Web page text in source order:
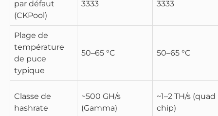
par défaut
(CKPool)
3333 3333
Plage de
température
de puce
typique
50–65 °C 50–65 °C
Classe de
hashrate
~500 GH/s
(Gamma)
~1–2 TH/s (quad
chip)